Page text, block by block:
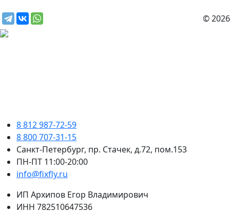
© 2026
8 812 987-72-59
8 800 707-31-15
Санкт-Петербург, пр. Стачек, д.72, пом.153
ПН-ПТ 11:00-20:00
info@fixfly.ru
ИП Архипов Егор Владимирович
ИНН 782510647536